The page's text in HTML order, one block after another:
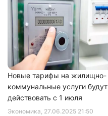
Экономика, 27.06.2025 21:50
Новые тарифы на жилищно-
коммунальные услуги будут
действовать с 1 июля